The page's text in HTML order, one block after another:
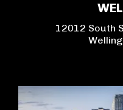
12012 South